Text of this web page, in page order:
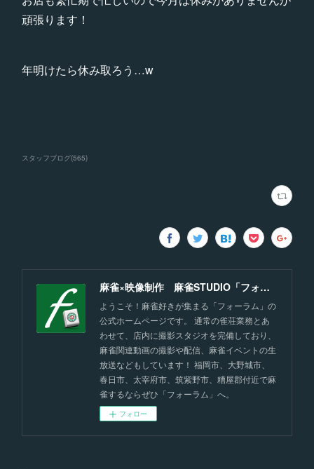
頑張ります！
年明けたら休み取ろう…w
スタッフブログ(565)
麻雀×映像制作 麻雀STUDIO「フォーラム」福岡
ようこそ！麻雀好きが集まる「フォーラム」の
公式ホームページです。 通常の雀荘業務とあ
わせて、店内に撮影スタジオを完備しており、
麻雀関連動画の撮影や配信、麻雀イベントの生
放送などもしています！ 福岡市、大野城市、
春日市、太宰府市、筑紫野市、糟屋郡付近で麻
雀するならぜひ「フォーラム」へ。
フォロー